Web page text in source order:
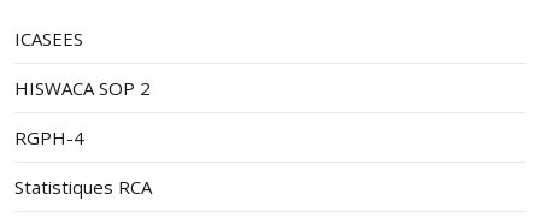
ICASEES
HISWACA SOP 2
RGPH-4
Statistiques RCA